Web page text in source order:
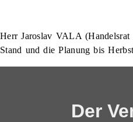
Herr Jaroslav VALA
Stand und die Planung bis
Der